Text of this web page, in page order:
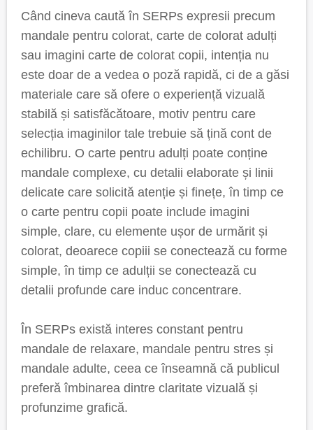
Când cineva caută în SERPs expresii precum
mandale pentru colorat, carte de colorat adulți
sau imagini carte de colorat copii, intenția nu
este doar de a vedea o poză rapidă, ci de a găsi
materiale care să ofere o experiență vizuală
stabilă și satisfăcătoare, motiv pentru care
selecția imaginilor tale trebuie să țină cont de
echilibru. O carte pentru adulți poate conține
mandale complexe, cu detalii elaborate și linii
delicate care solicită atenție și finețe, în timp ce
o carte pentru copii poate include imagini
simple, clare, cu elemente ușor de urmărit și
colorat, deoarece copiii se conectează cu forme
simple, în timp ce adulții se conectează cu
detalii profunde care induc concentrare.
În SERPs există interes constant pentru
mandale de relaxare, mandale pentru stres și
mandale adulte, ceea ce înseamnă că publicul
preferă îmbinarea dintre claritate vizuală și
profunzime grafică.